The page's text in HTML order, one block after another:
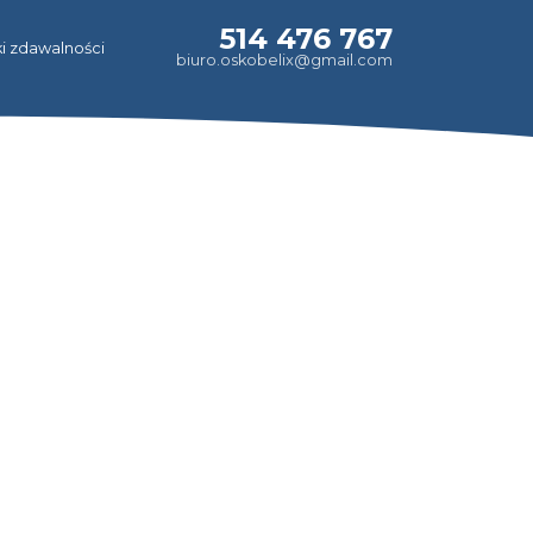
zdawalności 514 476 767
biuro.oskobelix@gmail.com